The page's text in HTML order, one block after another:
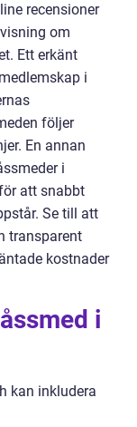
recensioner
om
Ett erkänt
i
följer
En annan
i
att snabbt
Se till att
transparent
kostnader
i
kan inkludera